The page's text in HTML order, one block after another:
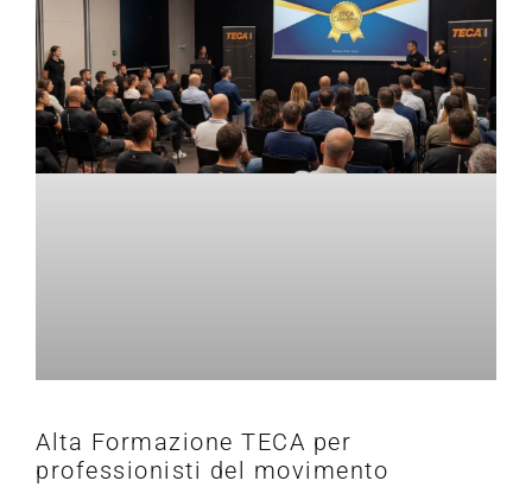
Alta Formazione TECA per
professionisti del movimento